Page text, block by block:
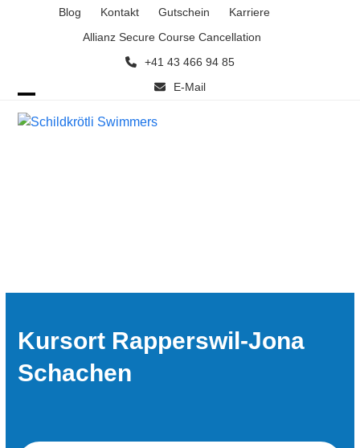
Blog Kontakt Gutschein
Karriere
Allianz Secure Course Cancellation
+41 43 466 94 85
E-Mail
Open
Close
Kursort Rapperswil-Jona
Schachen